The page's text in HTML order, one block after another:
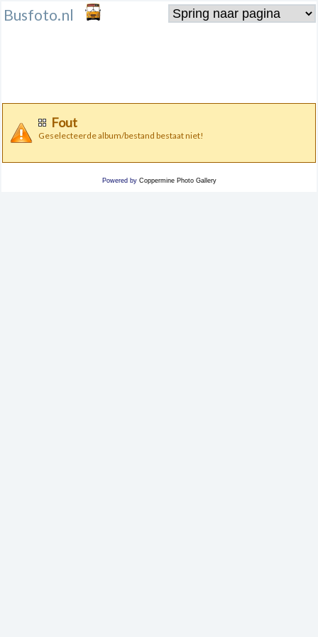
Busfoto.nl
Fout
Geselecteerde album/bestand bestaat niet!
Powered by Coppermine Photo Gallery